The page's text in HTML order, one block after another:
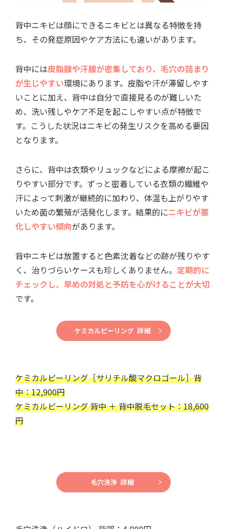
背中ニキビは顔にできるニキビとは異なる特徴を持
ち、その発症原因やケア方法にも違いがあります。
背中には皮脂腺や汗腺が密集しており、毛穴の詰まり
が生じやすい環境にあります。皮脂や汗が滞留しやす
いことに加え、背中は自分で直接見るのが難しいた
め、洗い残しやケア不足を起こしやすい点が特徴で
す。こうした状況はニキビの発生リスクを高める要因
となります。
さらに、背中は衣類やリュックなどによる摩擦が起こ
りやすい部分です。ずっと密着している衣類の繊維や
汗によって刺激が継続的に加わり、体温も上がりやす
いため菌の繁殖が活発化します。結果的にニキビが悪
化しやすい傾向があります。
背中ニキビは放置すると色素沈着などの跡が残りやす
く、治りづらいケースも珍しくありません。 定期的に
チェックし、早めの対処と予防を心がけることが大切
です。
ケミカルピーリング 詳細
ケミカルピーリング［サリチル酸マクロゴール］背
中：12,900円
ケミカルピーリング 背中 ＋ 背中脱毛セット：18,600
円
毛穴洗浄 詳細